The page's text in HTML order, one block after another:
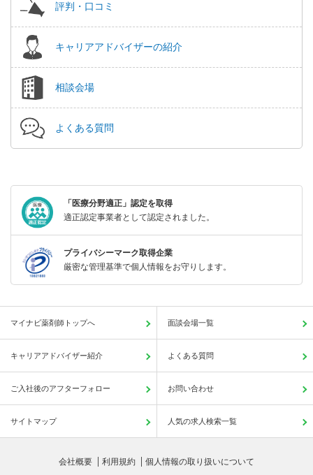
評判・口コミ
キャリアアドバイザーの紹介
相談会場
よくある質問
「医療分野適正」認定を取得
適正認定事業者として認定されました。
プライバシーマーク取得企業
厳密な管理基準で個人情報をお守りします。
マイナビ薬剤師トップへ 面談会場一覧
キャリアアドバイザー紹介 よくある質問
ご入社後のアフターフォロー お問い合わせ
サイトマップ 人気の求人検索一覧
会社概要 利用規約 個人情報の取り扱いについて